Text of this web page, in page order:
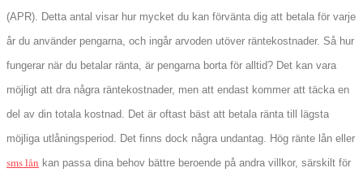
(APR). Detta antal visar hur mycket du kan förvänta dig att betala för varje
år du använder pengarna, och ingår arvoden utöver räntekostnader. Så hur
fungerar när du betalar ränta, är pengarna borta för alltid? Det kan vara
möjligt att dra några räntekostnader, men att endast kommer att täcka en
del av din totala kostnad. Det är oftast bäst att betala ränta till lägsta
möjliga utlåningsperiod. Det finns dock några undantag. Hög ränte lån eller
sms lån kan passa dina behov bättre beroende på andra villkor, särskilt för